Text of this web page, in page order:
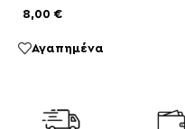
8,00 €
Αγαπημένα